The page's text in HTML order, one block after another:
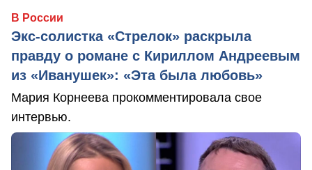
В России
Экс-солистка «Стрелок» раскрыла
правду о романе с Кириллом Андреевым
из «Иванушек»: «Эта была любовь»
Мария Корнеева прокомментировала свое
интервью.